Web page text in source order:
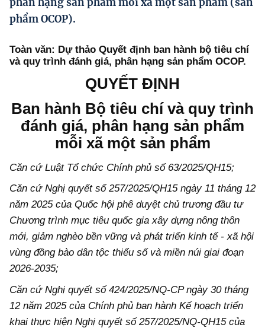
Doanh nghiệp dân tộc
Khác
Video
phẩm OCOP).
Toàn văn: Dự thảo Quyết định ban hành bộ tiêu chí
và quy trình đánh giá, phân hạng sản phẩm OCOP.
QUYẾT ĐỊNH
Ban hành Bộ tiêu chí và quy trình
đánh giá, phân hạng sản phẩm
mỗi xã một sản phẩm
Căn cứ Luật Tổ chức Chính phủ số 63/2025/QH15;
Căn cứ Nghị quyết số 257/2025/QH15 ngày 11 tháng 12
năm 2025 của Quốc hội phê duyệt chủ trương đầu tư
Chương trình mục tiêu quốc gia xây dựng nông thôn
mới, giảm nghèo bền vững và phát triển kinh tế - xã hội
vùng đồng bào dân tộc thiểu số và miền núi giai đoạn
2026-2035;
Căn cứ Nghị quyết số 424/2025/NQ-CP ngày 30 tháng
12 năm 2025 của Chính phủ ban hành Kế hoạch triển
khai thực hiện Nghị quyết số257/2025/NQ-QH15 của